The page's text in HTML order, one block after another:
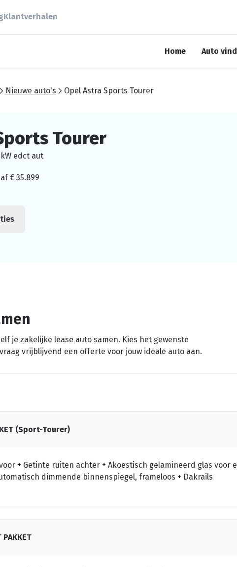
Klantverhalen
Home Auto
Nieuwe auto's Opel Astra Sports Tourer
Tourer
edct aut
€ 35.899
je zakelijke lease auto samen. Kies het gewenste
vrijblijvend een offerte voor jouw ideale auto aan.
(Sport-Tourer)
+ Getinte ruiten achter + Akoestisch gelamineerd glas voor
dimmende binnenspiegel, frameloos + Dakrails
PAKKET